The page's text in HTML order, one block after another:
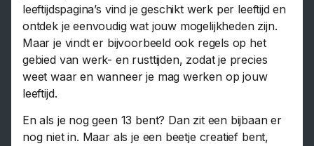
leeftijdspagina’s vind je geschikt werk per leeftijd en
ontdek je eenvoudig wat jouw mogelijkheden zijn.
Maar je vindt er bijvoorbeeld ook regels op het
gebied van werk- en rusttijden, zodat je precies
weet waar en wanneer je mag werken op jouw
leeftijd.
En als je nog geen 13 bent? Dan zit een bijbaan er
nog niet in. Maar als je een beetje creatief bent,